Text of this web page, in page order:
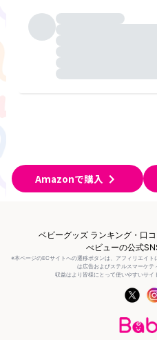
Amazonで購入
ベビーグッズ ランキング・口
べビューの公式
※本ページのECサイトへの遷移ボタンは、アフィリエイ
は広告およびステルスマーケテ
収益はより皆様にとって使いやすいサイ